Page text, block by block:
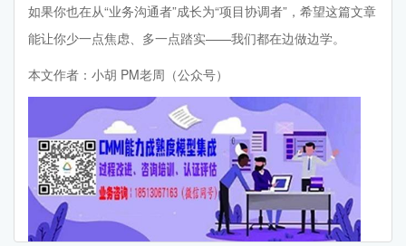
如果你也在从“业务沟通者”成长为“项目协调者”，希望这篇文章
能让你少一点焦虑、多一点踏实——我们都在边做边学。
本文作者：小胡 PM老周（公众号）